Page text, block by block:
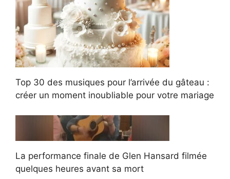
Top 30 des musiques pour l’arrivée du gâteau :
créer un moment inoubliable pour votre mariage
La performance finale de Glen Hansard filmée
quelques heures avant sa mort